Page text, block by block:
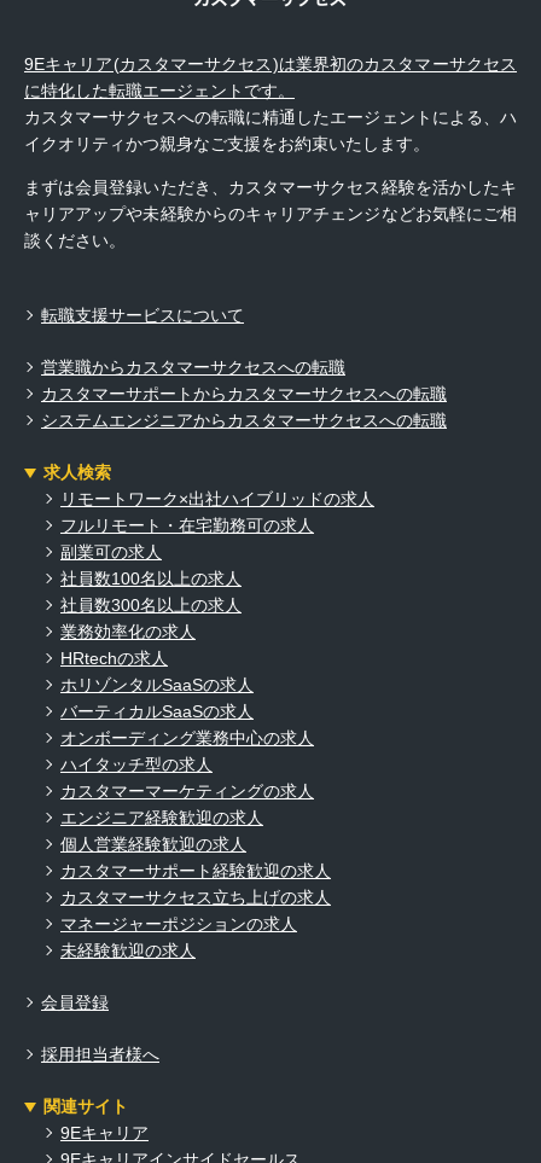
9Eキャリア(カスタマーサクセス)は業界初のカスタマーサクセス
に特化した転職エージェントです。
カスタマーサクセスへの転職に精通したエージェントによる、ハ
イクオリティかつ親身なご支援をお約束いたします。
まずは会員登録いただき、カスタマーサクセス経験を活かしたキ
ャリアアップや未経験からのキャリアチェンジなどお気軽にご相
談ください。
転職支援サービスについて
営業職からカスタマーサクセスへの転職
カスタマーサポートからカスタマーサクセスへの転職
システムエンジニアからカスタマーサクセスへの転職
求人検索
リモートワーク×出社ハイブリッドの求人
フルリモート・在宅勤務可の求人
副業可の求人
社員数100名以上の求人
社員数300名以上の求人
業務効率化の求人
HRtechの求人
ホリゾンタルSaaSの求人
バーティカルSaaSの求人
オンボーディング業務中心の求人
ハイタッチ型の求人
カスタマーマーケティングの求人
エンジニア経験歓迎の求人
個人営業経験歓迎の求人
カスタマーサポート経験歓迎の求人
カスタマーサクセス立ち上げの求人
マネージャーポジションの求人
未経験歓迎の求人
会員登録
採用担当者様へ
関連サイト
9Eキャリア